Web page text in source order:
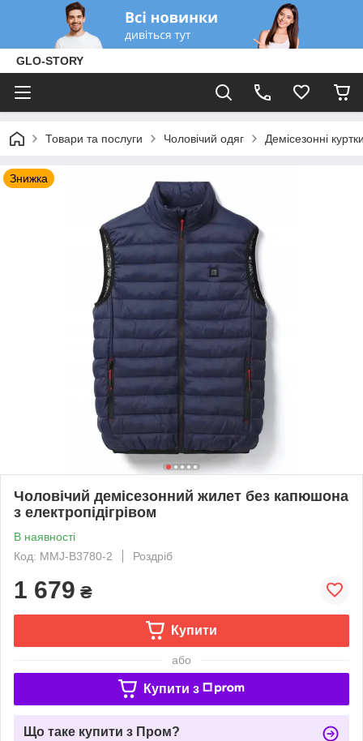
GLO-STORY
Товари та послуги Чоловічий одяг Демісезонні
Знижка
Чоловічий демісезонний жилет без капюшона
з електропідігрівом
В наявності
Код: MMJ-B3780-2
Роздріб
1 679 ₴
Купити
або
Купити з
Що таке купити з Пром?